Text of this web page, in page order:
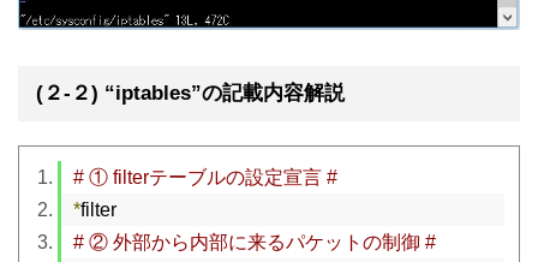
(２-２) “iptables”の記載内容解説
# ① filterテーブルの設定宣言 #
*filter
# ② 外部から内部に来るパケットの制御 #